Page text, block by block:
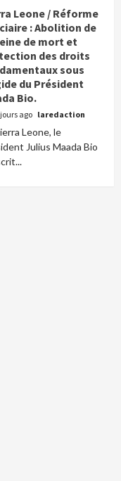
Leone / Réforme
: Abolition de
de mort et
des droits
sous
du Président
Bio.
ago laredaction
Leone, le
Julius Maada Bio